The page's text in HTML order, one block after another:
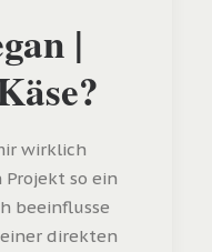
|
wirklich
so ein
beeinflusse
direkten